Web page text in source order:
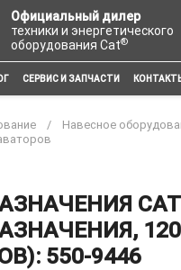
Официальный дилер
техники и энергетического
оборудования Cat®
СЕРВИС И ЗАПЧАСТИ
Навесное
550-9446